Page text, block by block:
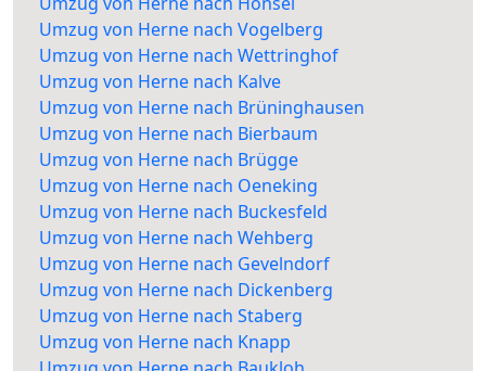
Umzug von Herne nach Vogelberg
Umzug von Herne nach Wettringhof
Umzug von Herne nach Kalve
Umzug von Herne nach Brüninghausen
Umzug von Herne nach Bierbaum
Umzug von Herne nach Brügge
Umzug von Herne nach Oeneking
Umzug von Herne nach Buckesfeld
Umzug von Herne nach Wehberg
Umzug von Herne nach Gevelndorf
Umzug von Herne nach Dickenberg
Umzug von Herne nach Staberg
Umzug von Herne nach Knapp